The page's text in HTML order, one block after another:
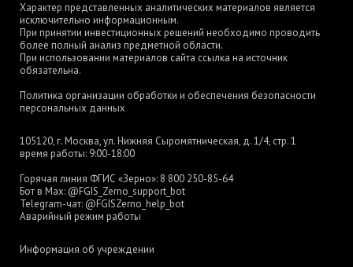
Характер представленных аналитических материалов является
исключительно информационным.
При принятии инвестиционных решений необходимо проводить
более полный анализ предметной области.
При использовании материалов сайта ссылка на источник
обязательна.
Политика организации обработки и обеспечения безопасности
персональных данных
105120, г. Москва, ул. Нижняя Сыромятническая, д. 1/4, стр. 1
время работы: 9:00-18:00
Горячая линия ФГИС «Зерно»: 8 800 250-85-64
Бот в Max: @FGIS_Zerno_support_bot
Telegram-чат: @FGISZerno_help_bot
Аварийный режим работы
Информация об учреждении